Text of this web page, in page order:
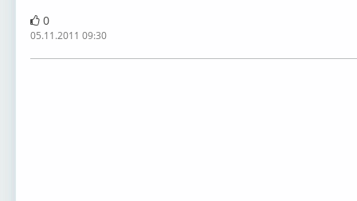
0
05.11.2011 09:30